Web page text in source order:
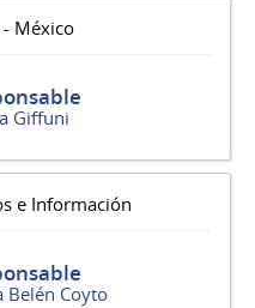
México
Giffuni
e Información
Belén Coyto